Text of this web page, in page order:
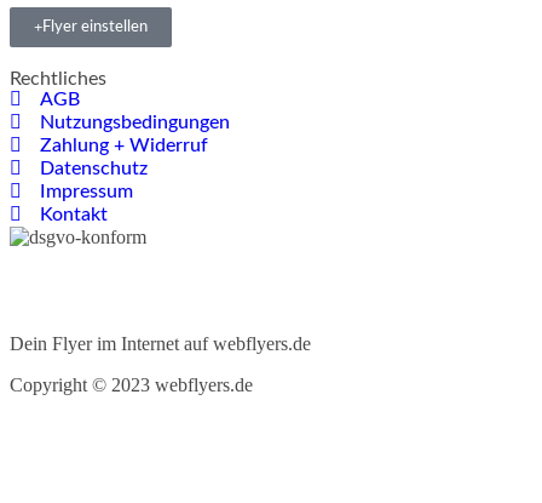
Flyer einstellen
Rechtliches
AGB
Nutzungsbedingungen
Zahlung + Widerruf
Datenschutz
Impressum
Kontakt
Dein Flyer im Internet auf webflyers.de
Copyright © 2023 webflyers.de